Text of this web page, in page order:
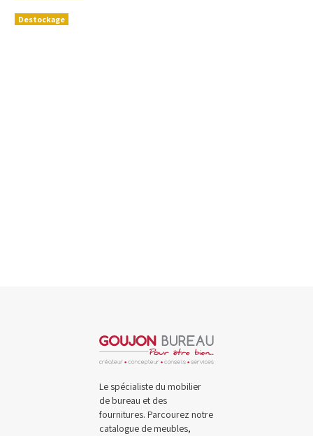
Destockage
Le spécialiste du mobilier
de bureau et des
fournitures. Parcourez notre
catalogue de meubles,